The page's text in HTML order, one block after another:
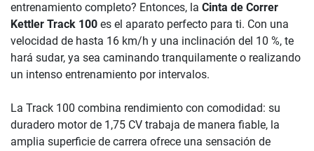
entrenamiento completo? Entonces, la Cinta de Correr
Kettler Track 100 es el aparato perfecto para ti. Con una
velocidad de hasta 16 km/h y una inclinación del 10 %, te
hará sudar, ya sea caminando tranquilamente o realizando
un intenso entrenamiento por intervalos.
La Track 100 combina rendimiento con comodidad: su
duradero motor de 1,75 CV trabaja de manera fiable, la
amplia superficie de carrera ofrece una sensación de